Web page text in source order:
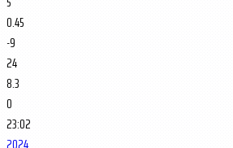
0.45
-9
24
8.3
0
23:02